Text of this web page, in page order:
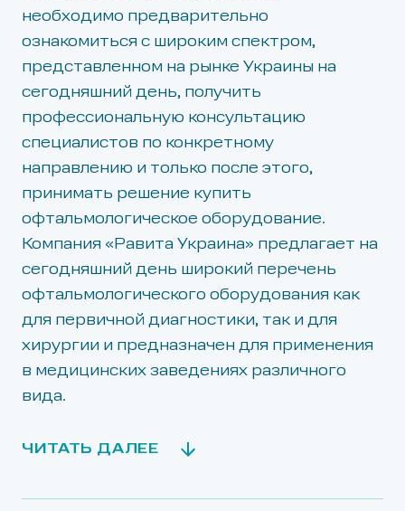
необходимо предварительно
ознакомиться с широким спектром,
представленном на рынке Украины на
сегодняшний день, получить
профессиональную консультацию
специалистов по конкретному
направлению и только после этого,
принимать решение купить
офтальмологическое оборудование.
Компания «Равита Украина» предлагает на
сегодняшний день широкий перечень
офтальмологического оборудования как
для первичной диагностики, так и для
хирургии и предназначен для применения
в медицинских заведениях различного
вида.
ЧИТАТЬ ДАЛЕЕ